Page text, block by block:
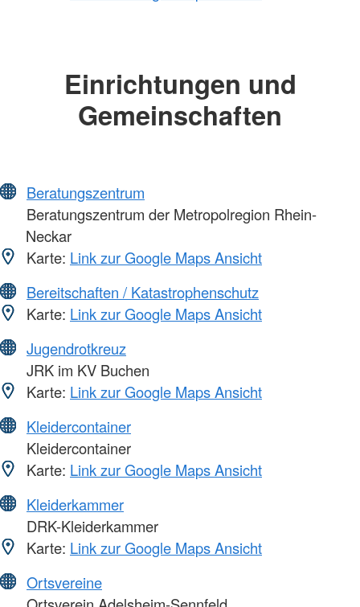
Einrichtungen und
Gemeinschaften
Beratungszentrum
Beratungszentrum der Metropolregion Rhein-
Neckar
Karte: Link zur Google Maps Ansicht
Bereitschaften / Katastrophenschutz
Karte: Link zur Google Maps Ansicht
Jugendrotkreuz
JRK im KV Buchen
Karte: Link zur Google Maps Ansicht
Kleidercontainer
Kleidercontainer
Karte: Link zur Google Maps Ansicht
Kleiderkammer
DRK-Kleiderkammer
Karte: Link zur Google Maps Ansicht
Ortsvereine